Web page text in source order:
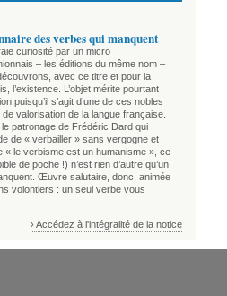
des verbes qui manquent
curiosité par un micro
– les éditions du même nom –
avec ce titre et pour la
l’existence. L’objet mérite pourtant
puisqu’il s’agit d’une de ces nobles
valorisation de la langue française.
patronage de Frédéric Dard qui
de « verbailler » sans vergogne et
« le verbisme est un humanisme », ce
de poche !) n’est rien d’autre qu’un
Œuvre salutaire, donc, animée
volontiers : un seul verbe vous
› Accédez à l'intégralité de la notice